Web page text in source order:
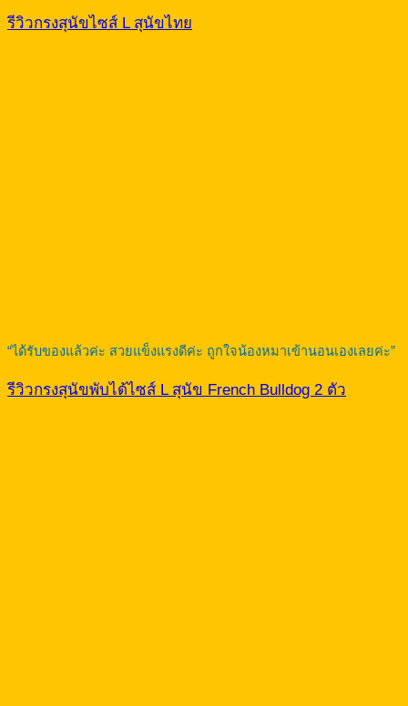
รีวิวกรงสุนัขไซส์ L สุนัขไทย
“ได้รับของแล้วค่ะ สวยแข็งแรงดีค่ะ ถูกใจน้องหมาเข้านอนเองเลยค่ะ”
รีวิวกรงสุนัขพับได้ไซส์ L สุนัข French Bulldog 2 ตัว